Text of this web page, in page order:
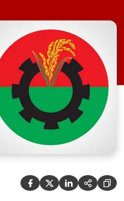
জন নেতাকর্মী।
শুনানি ও সাক্ষ্য-
প্রমাণিত
মানবপাচার […]
    